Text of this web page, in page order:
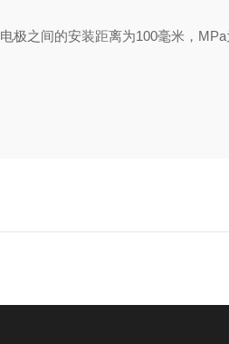
极之间的安装距离为100毫米，